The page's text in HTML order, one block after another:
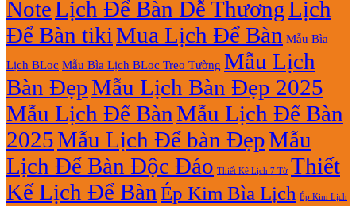
NoteLịch Để Bàn Dễ ThươngLịch
Để Bàn tikiMua Lịch Để Bàn Mẫu Bìa
Lịch BLoc Mẫu Bìa Lịch BLoc Treo Tường Mẫu Lịch
Bàn ĐẹpMẫu Lịch Bàn Đẹp 2025
Mẫu Lịch Để BànMẫu Lịch Để Bàn
2025Mẫu Lịch Để bàn ĐẹpMẫu
Lịch Để Bàn Độc Đáo Thiết Kê Lịch 7 Tờ Thiết
Kế Lịch Để Bàn Ép Kim Bìa Lịch Ép Kim Lịch